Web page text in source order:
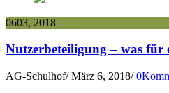
0603, 2018
Nutzerbeteiligung – was
AG-Schulhof/ März 6, 2018/